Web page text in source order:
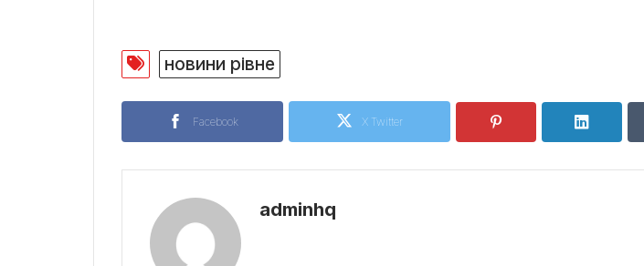
новини рівне
Facebook X Twitter
adminhq